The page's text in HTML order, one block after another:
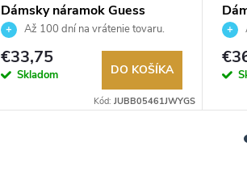
Dámsky náramok Guess
JUBB05461JWYGS
Až 100 dní na vrátenie tovaru.
Autorizovaný predajca.
€33,75
Skladom DO KOŠÍKA
Kód: JUBB05461JWYGS